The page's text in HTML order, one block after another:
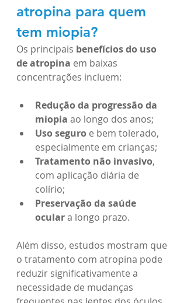
atropina para quem
tem miopia?
Os principais benefícios do uso
de atropina em baixas
concentrações incluem:
Redução da progressão da
miopia ao longo dos anos;
Uso seguro e bem tolerado,
especialmente em crianças;
Tratamento não invasivo,
com aplicação diária de
colírio;
Preservação da saúde
ocular a longo prazo.
Além disso, estudos mostram que
o tratamento com atropina pode
reduzir significativamente a
necessidade de mudanças